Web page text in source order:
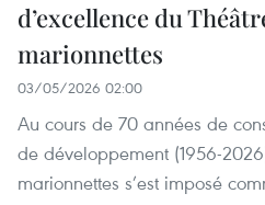
d’excellence du
marionnettes
03/05/2026 02:00
Au cours de 70 années de
de développement (1956-
marionnettes s’est imposé